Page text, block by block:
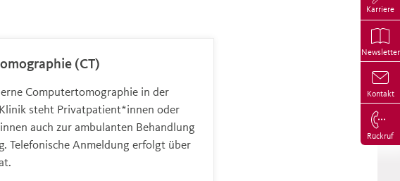
Karriere
Newsletter
Kontakt
Rückruf
(CT)
Computertomographie in der
steht Privatpatient*innen oder
auch zur ambulanten Behandlung
Telefonische Anmeldung erfolgt über